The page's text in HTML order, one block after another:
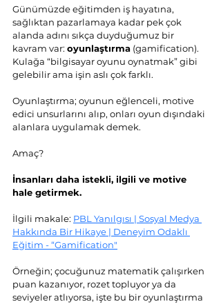
Günümüzde eğitimden iş hayatına,
sağlıktan pazarlamaya kadar pek çok
alanda adını sıkça duyduğumuz bir
kavram var: oyunlaştırma (gamification).
Kulağa “bilgisayar oyunu oynatmak” gibi
gelebilir ama işin aslı çok farklı.
Oyunlaştırma; oyunun eğlenceli, motive
edici unsurlarını alıp, onları oyun dışındaki
alanlara uygulamak demek.
Amaç?
İnsanları daha istekli, ilgili ve motive
hale getirmek.
İlgili makale: PBL Yanılgısı | Sosyal Medya
Hakkında Bir Hikaye | Deneyim Odaklı
Eğitim - “Gamification"
Örneğin; çocuğunuz matematik çalışırken
puan kazanıyor, rozet topluyor ya da
seviyeler atlıyorsa, işte bu bir oyunlaştırma